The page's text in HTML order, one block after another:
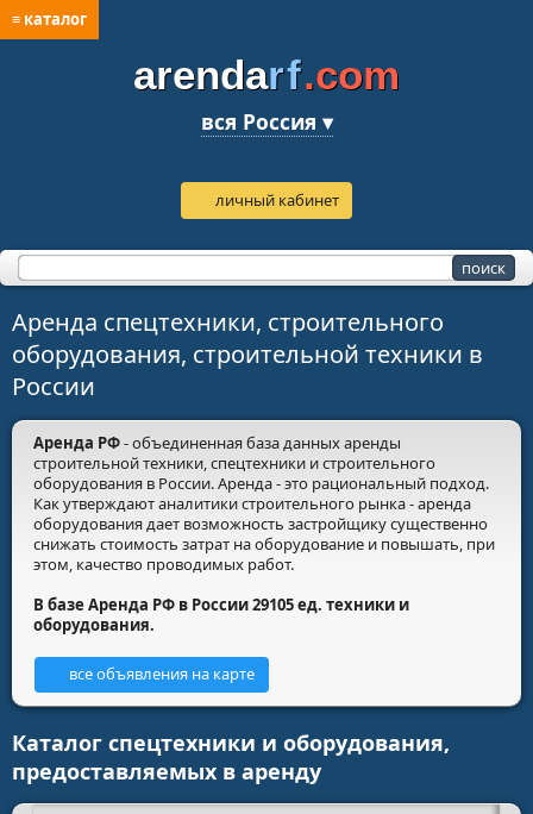
≡ каталог
arendarf.com
вся Россия ▾
личный кабинет
Аренда спецтехники, строительного
оборудования, строительной техники в
России
Аренда РФ- объединенная база данных аренды
строительной техники, спецтехники и строительного
оборудования в России. Аренда - это рациональный подход.
Как утверждают аналитики строительного рынка - аренда
оборудования дает возможность застройщику существенно
снижать стоимость затрат на оборудование и повышать, при
этом, качество проводимых работ.
В базе Аренда РФ в России 29105 ед. техники и
оборудования.
все объявления на карте
Каталог спецтехники и оборудования,
предоставляемых в аренду